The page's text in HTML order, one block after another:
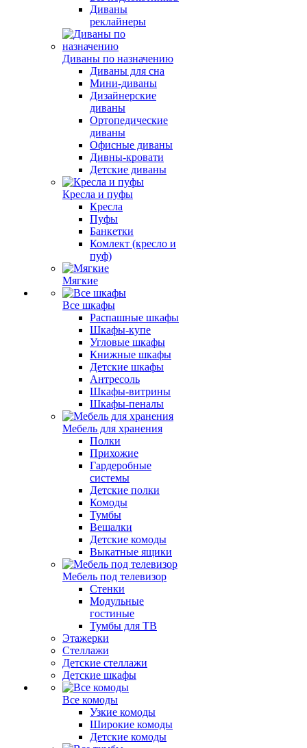
Диваны
реклайнеры
Диваны по назначению
Диваны для сна
Мини-диваны
Дизайнерские
диваны
Ортопедические
диваны
Офисные диваны
Дивны-кровати
Детские диваны
Кресла и пуфы
Кресла
Пуфы
Банкетки
Комлект (кресло и
пуф)
Мягкие
Все шкафы
Распашные шкафы
Шкафы-купе
Угловые шкафы
Книжные шкафы
Детские шкафы
Антресоль
Шкафы-витрины
Шкафы-пеналы
Мебель для хранения
Полки
Прихожие
Гардеробные
системы
Детские полки
Комоды
Тумбы
Вешалки
Детские комоды
Выкатные ящики
Мебель под телевизор
Стенки
Модульные
гостиные
Тумбы для ТВ
Этажерки
Стеллажи
Детские стеллажи
Детские шкафы
Все комоды
Узкие комоды
Широкие комоды
Детские комоды